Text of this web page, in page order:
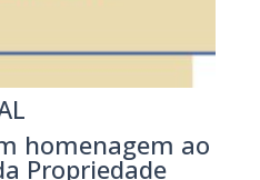
homenagem ao
Propriedade